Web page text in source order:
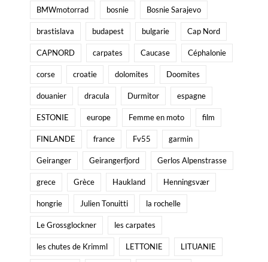
BMWmotorrad bosnie Bosnie Sarajevo
brastislava budapest bulgarie Cap Nord
CAPNORD carpates Caucase Céphalonie
corse croatie dolomites Doomites
douanier dracula Durmitor espagne
ESTONIE europe Femme en moto film
FINLANDE france Fv55 garmin
Geiranger Geirangerfjord Gerlos Alpenstrasse
grece Grèce Haukland Henningsvær
hongrie Julien Tonuitti la rochelle
Le Grossglockner les carpates
les chutes de Krimml LETTONIE LITUANIE